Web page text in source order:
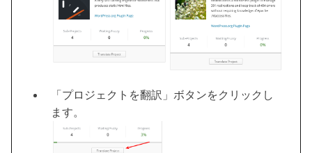
「プロジェクトを翻訳」ボタンをクリックし
ます。